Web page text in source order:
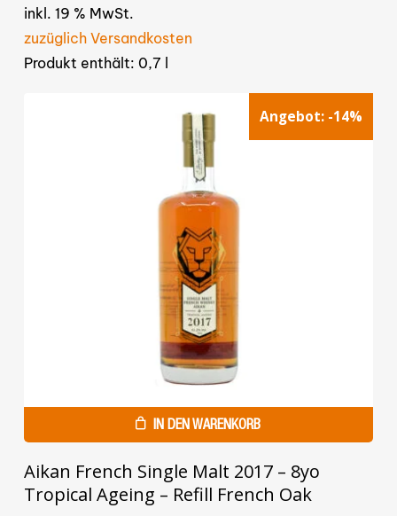
war:
55,00 €
ist:
49,00 €.
inkl. 19 % MwSt.
zuzüglich Versandkosten
Produkt enthält: 0,7
Angebot: -14%
IN DEN WARENKORB
Aikan French Single Malt 2017 – 8yo
Tropical Ageing – Refill French Oak